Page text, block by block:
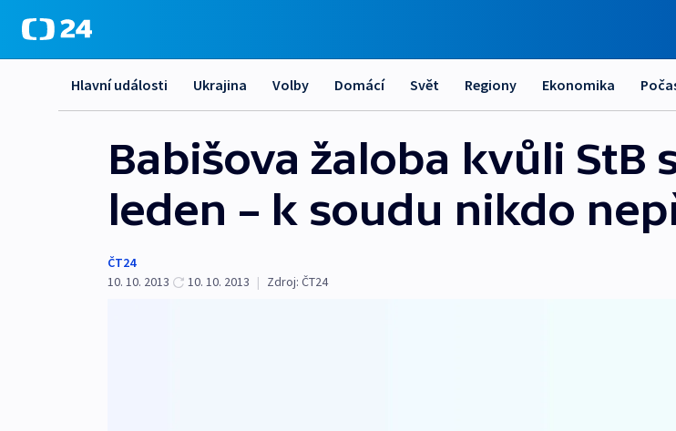
Hlavní události Ukrajina Volby Domácí Svět Regiony Ekonomika
Babišova žaloba kvůli StB
leden – k soudu nikdo
ČT24
10. 10. 2013
10. 10. 2013 | Zdroj: ČT24